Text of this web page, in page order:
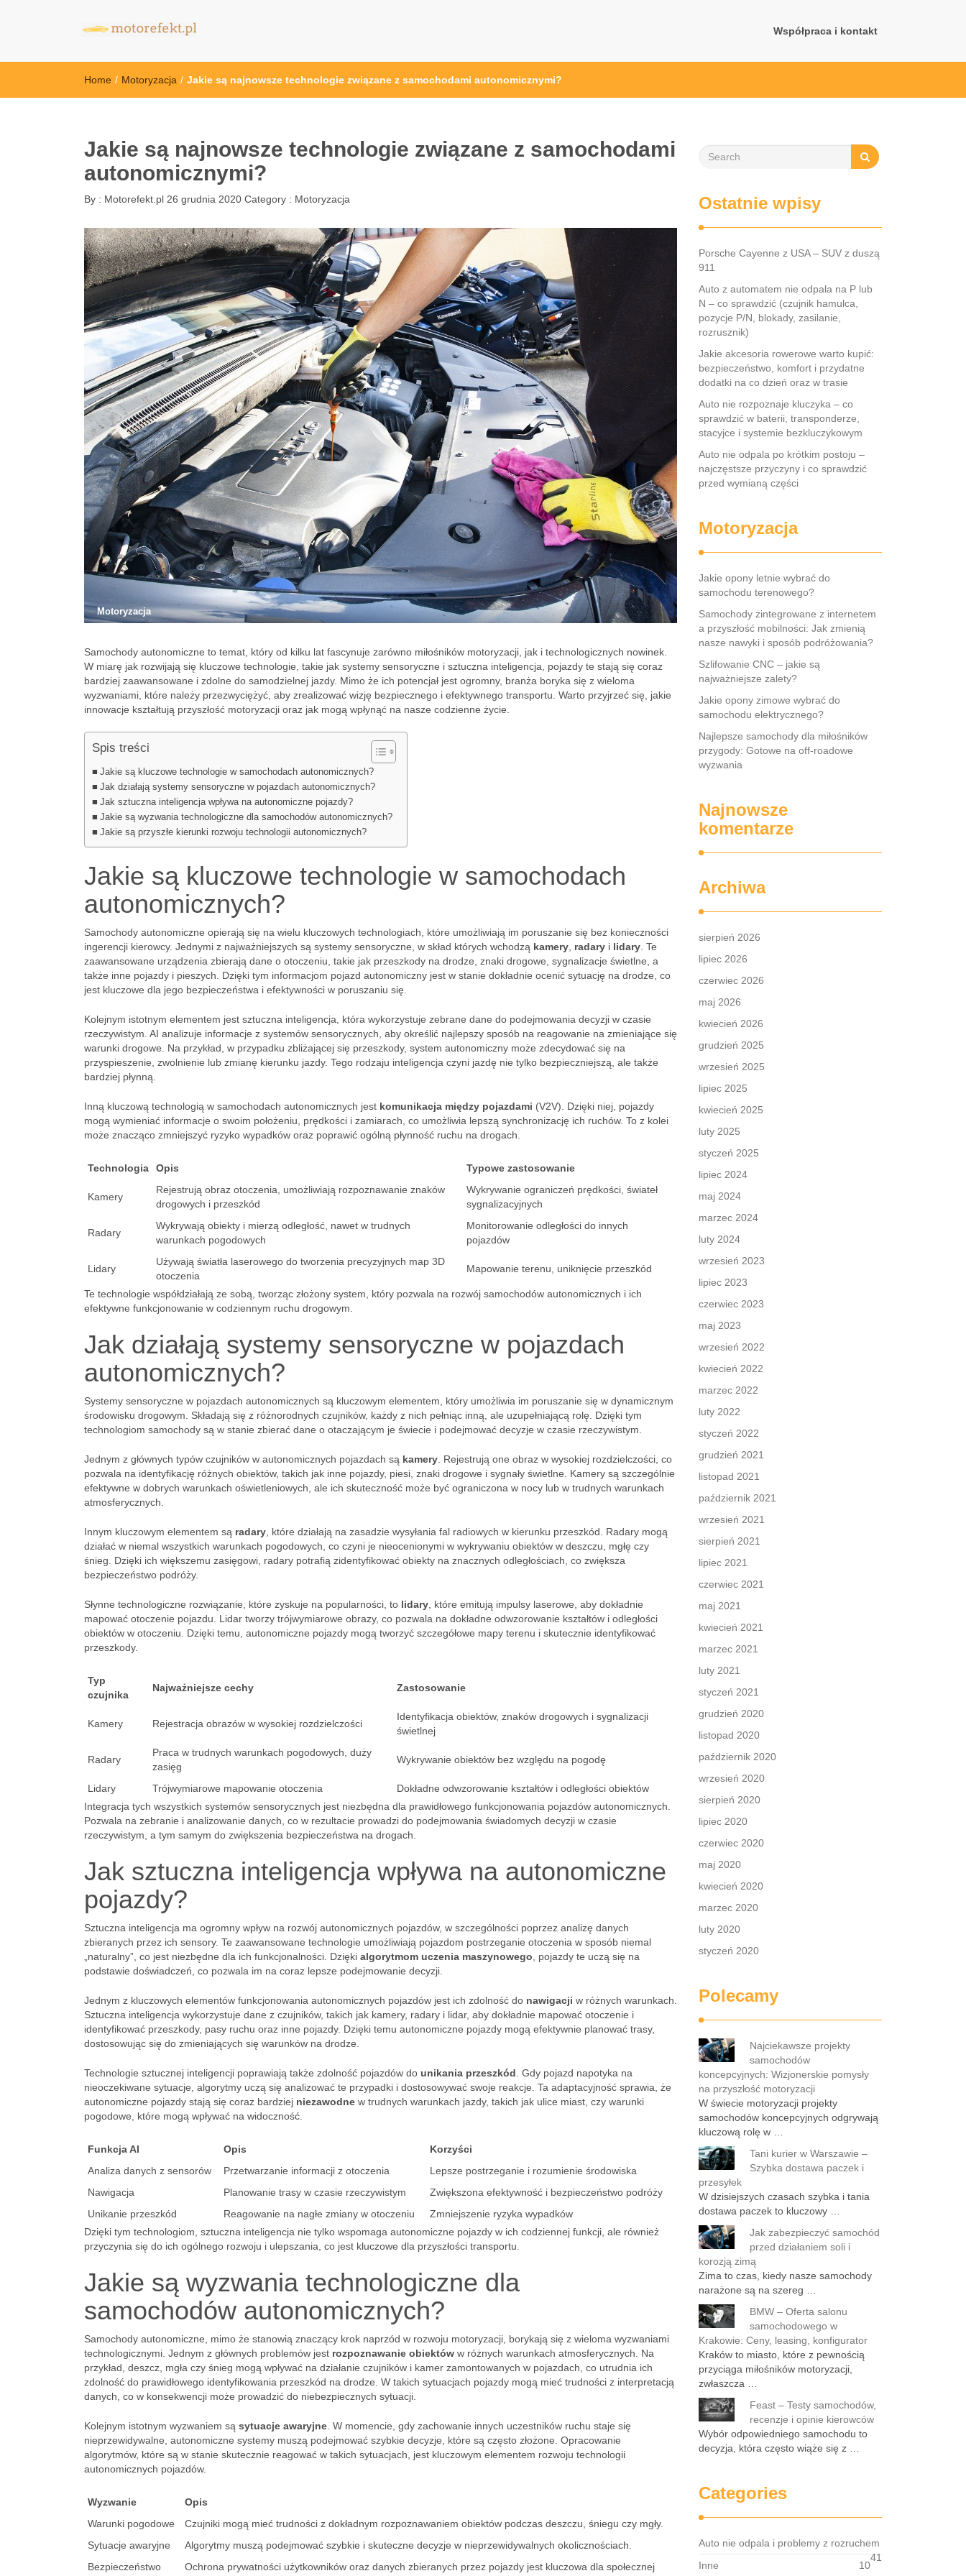
Współpraca i kontakt
Home / Motoryzacja / Jakie są najnowsze technologie związane z samochodami autonomicznymi?
Jakie są najnowsze technologie związane z samochodami
autonomicznymi?
By : Motorefekt.pl 26 grudnia 2020 Category : Motoryzacja
Motoryzacja
Samochody autonomiczne to temat, który od kilku lat fascynuje zarówno miłośników motoryzacji, jak i technologicznych nowinek.
W miarę jak rozwijają się kluczowe technologie, takie jak systemy sensoryczne i sztuczna inteligencja, pojazdy te stają się coraz
bardziej zaawansowane i zdolne do samodzielnej jazdy. Mimo że ich potencjał jest ogromny, branża boryka się z wieloma
wyzwaniami, które należy przezwyciężyć, aby zrealizować wizję bezpiecznego i efektywnego transportu. Warto przyjrzeć się, jakie
innowacje kształtują przyszłość motoryzacji oraz jak mogą wpłynąć na nasze codzienne życie.
Spis treści
Jakie są kluczowe technologie w samochodach autonomicznych?
Jak działają systemy sensoryczne w pojazdach autonomicznych?
Jak sztuczna inteligencja wpływa na autonomiczne pojazdy?
Jakie są wyzwania technologiczne dla samochodów autonomicznych?
Jakie są przyszłe kierunki rozwoju technologii autonomicznych?
Jakie są kluczowe technologie w samochodach
autonomicznych?
Samochody autonomiczne opierają się na wielu kluczowych technologiach, które umożliwiają im poruszanie się bez konieczności
ingerencji kierowcy. Jednymi z najważniejszych są systemy sensoryczne, w skład których wchodzą kamery radary i lidary . Te
zaawansowane urządzenia zbierają dane o otoczeniu, takie jak przeszkody na drodze, znaki drogowe, sygnalizacje świetlne, a
także inne pojazdy i pieszych. Dzięki tym informacjom pojazd autonomiczny jest w stanie dokładnie ocenić sytuację na drodze, co
jest kluczowe dla jego bezpieczeństwa i efektywności w poruszaniu się.
Kolejnym istotnym elementem jest sztuczna inteligencja, która wykorzystuje zebrane dane do podejmowania decyzji w czasie
rzeczywistym. AI analizuje informacje z systemów sensorycznych, aby określić najlepszy sposób na reagowanie na zmieniające się
warunki drogowe. Na przykład, w przypadku zbliżającej się przeszkody, system autonomiczny może zdecydować się na
przyspieszenie, zwolnienie lub zmianę kierunku jazdy. Tego rodzaju inteligencja czyni jazdę nie tylko bezpieczniejszą, ale także
bardziej płynną.
Inną kluczową technologią w samochodach autonomicznych jest komunikacja między pojazdami (V2V). Dzięki niej, pojazdy
mogą wymieniać informacje o swoim położeniu, prędkości i zamiarach, co umożliwia lepszą synchronizację ich ruchów. To z kolei
może znacząco zmniejszyć ryzyko wypadków oraz poprawić ogólną płynność ruchu na drogach.
Technologia Opis Typowe zastosowanie
Kamery
Rejestrują obraz otoczenia, umożliwiają rozpoznawanie znaków
drogowych i przeszkód
Wykrywanie ograniczeń prędkości, świateł
sygnalizacyjnych
Radary
Wykrywają obiekty i mierzą odległość, nawet w trudnych
warunkach pogodowych
Monitorowanie odległości do innych
pojazdów
Lidary
Używają światła laserowego do tworzenia precyzyjnych map 3D
otoczenia
Mapowanie terenu, uniknięcie przeszkód
Te technologie współdziałają ze sobą, tworząc złożony system, który pozwala na rozwój samochodów autonomicznych i ich
efektywne funkcjonowanie w codziennym ruchu drogowym.
Jak działają systemy sensoryczne w pojazdach
autonomicznych?
Systemy sensoryczne w pojazdach autonomicznych są kluczowym elementem, który umożliwia im poruszanie się w dynamicznym
środowisku drogowym. Składają się z różnorodnych czujników, każdy z nich pełniąc inną, ale uzupełniającą rolę. Dzięki tym
technologiom samochody są w stanie zbierać dane o otaczającym je świecie i podejmować decyzje w czasie rzeczywistym.
Jednym z głównych typów czujników w autonomicznych pojazdach są kamery . Rejestrują one obraz w wysokiej rozdzielczości, co
pozwala na identyfikację różnych obiektów, takich jak inne pojazdy, piesi, znaki drogowe i sygnały świetlne. Kamery są szczególnie
efektywne w dobrych warunkach oświetleniowych, ale ich skuteczność może być ograniczona w nocy lub w trudnych warunkach
atmosferycznych.
Innym kluczowym elementem są radary , które działają na zasadzie wysyłania fal radiowych w kierunku przeszkód. Radary mogą
działać w niemal wszystkich warunkach pogodowych, co czyni je nieocenionymi w wykrywaniu obiektów w deszczu, mgłę czy
śnieg. Dzięki ich większemu zasięgowi, radary potrafią zidentyfikować obiekty na znacznych odległościach, co zwiększa
bezpieczeństwo podróży.
Słynne technologiczne rozwiązanie, które zyskuje na popularności, to lidary , które emitują impulsy laserowe, aby dokładnie
mapować otoczenie pojazdu. Lidar tworzy trójwymiarowe obrazy, co pozwala na dokładne odwzorowanie kształtów i odległości
obiektów w otoczeniu. Dzięki temu, autonomiczne pojazdy mogą tworzyć szczegółowe mapy terenu i skutecznie identyfikować
przeszkody.
Typ
czujnika
Najważniejsze cechy Zastosowanie
Kamery Rejestracja obrazów w wysokiej rozdzielczości
Identyfikacja obiektów, znaków drogowych i sygnalizacji
świetlnej
Radary
Praca w trudnych warunkach pogodowych, duży
zasięg
Wykrywanie obiektów bez względu na pogodę
Lidary Trójwymiarowe mapowanie otoczenia
Dokładne odwzorowanie kształtów i odległości obiektów
Integracja tych wszystkich systemów sensorycznych jest niezbędna dla prawidłowego funkcjonowania pojazdów autonomicznych.
Pozwala na zebranie i analizowanie danych, co w rezultacie prowadzi do podejmowania świadomych decyzji w czasie
rzeczywistym, a tym samym do zwiększenia bezpieczeństwa na drogach.
Jak sztuczna inteligencja wpływa na autonomiczne
pojazdy?
Sztuczna inteligencja ma ogromny wpływ na rozwój autonomicznych pojazdów, w szczególności poprzez analizę danych
zbieranych przez ich sensory. Te zaawansowane technologie umożliwiają pojazdom postrzeganie otoczenia w sposób niemal
„naturalny”, co jest niezbędne dla ich funkcjonalności. Dzięki algorytmom uczenia maszynowego , pojazdy te uczą się na
podstawie doświadczeń, co pozwala im na coraz lepsze podejmowanie decyzji.
Jednym z kluczowych elementów funkcjonowania autonomicznych pojazdów jest ich zdolność do nawigacji w różnych warunkach.
Sztuczna inteligencja wykorzystuje dane z czujników, takich jak kamery, radary i lidar, aby dokładnie mapować otoczenie i
identyfikować przeszkody, pasy ruchu oraz inne pojazdy. Dzięki temu autonomiczne pojazdy mogą efektywnie planować trasy,
dostosowując się do zmieniających się warunków na drodze.
Technologie sztucznej inteligencji poprawiają także zdolność pojazdów do unikania przeszkód . Gdy pojazd napotyka na
nieoczekiwane sytuacje, algorytmy uczą się analizować te przypadki i dostosowywać swoje reakcje. Ta adaptacyjność sprawia, że
autonomiczne pojazdy stają się coraz bardziej niezawodne w trudnych warunkach jazdy, takich jak ulice miast, czy warunki
pogodowe, które mogą wpływać na widoczność.
Funkcja AI Opis
Korzyści
Analiza danych z sensorów
Przetwarzanie informacji z otoczenia
Lepsze postrzeganie i rozumienie środowiska
Nawigacja
Planowanie trasy w czasie rzeczywistym
Zwiększona efektywność i bezpieczeństwo podróży
Unikanie przeszkód
Reagowanie na nagłe zmiany w otoczeniu
Zmniejszenie ryzyka wypadków
Dzięki tym technologiom, sztuczna inteligencja nie tylko wspomaga autonomiczne pojazdy w ich codziennej funkcji, ale również
przyczynia się do ich ogólnego rozwoju i ulepszania, co jest kluczowe dla przyszłości transportu.
Jakie są wyzwania technologiczne dla
samochodów autonomicznych?
Samochody autonomiczne, mimo że stanowią znaczący krok naprzód w rozwoju motoryzacji, borykają się z wieloma wyzwaniami
technologicznymi. Jednym z głównych problemów jest rozpoznawanie obiektów w różnych warunkach atmosferycznych. Na
przykład, deszcz, mgła czy śnieg mogą wpływać na działanie czujników i kamer zamontowanych w pojazdach, co utrudnia ich
zdolność do prawidłowego identyfikowania przeszkód na drodze. W takich sytuacjach pojazdy mogą mieć trudności z interpretacją
danych, co w konsekwencji może prowadzić do niebezpiecznych sytuacji.
Kolejnym istotnym wyzwaniem są sytuacje awaryjne . W momencie, gdy zachowanie innych uczestników ruchu staje się
nieprzewidywalne, autonomiczne systemy muszą podejmować szybkie decyzje, które są często złożone. Opracowanie
algorytmów, które są w stanie skutecznie reagować w takich sytuacjach, jest kluczowym elementem rozwoju technologii
autonomicznych pojazdów.
Wyzwanie
Opis
Warunki pogodowe
Czujniki mogą mieć trudności z dokładnym rozpoznawaniem obiektów podczas deszczu, śniegu czy mgły.
Sytuacje awaryjne
Algorytmy muszą podejmować szybkie i skuteczne decyzje w nieprzewidywalnych okolicznościach.
Bezpieczeństwo
Ochrona prywatności użytkowników oraz danych zbieranych przez pojazdy jest kluczowa dla społecznej
Ostatnie wpisy
Porsche Cayenne z USA – SUV z duszą
911
Auto z automatem nie odpala na P lub
N – co sprawdzić (czujnik hamulca,
pozycje P/N, blokady, zasilanie,
rozrusznik)
Jakie akcesoria rowerowe warto kupić:
bezpieczeństwo, komfort i przydatne
dodatki na co dzień oraz w trasie
Auto nie rozpoznaje kluczyka – co
sprawdzić w baterii, transponderze,
stacyjce i systemie bezkluczykowym
Auto nie odpala po krótkim postoju –
najczęstsze przyczyny i co sprawdzić
przed wymianą części
Motoryzacja
Jakie opony letnie wybrać do
samochodu terenowego?
Samochody zintegrowane z internetem
a przyszłość mobilności: Jak zmienią
nasze nawyki i sposób podróżowania?
Szlifowanie CNC – jakie są
najważniejsze zalety?
Jakie opony zimowe wybrać do
samochodu elektrycznego?
Najlepsze samochody dla miłośników
przygody: Gotowe na off-roadowe
wyzwania
Najnowsze
komentarze
Archiwa
sierpień 2026
lipiec 2026
czerwiec 2026
maj 2026
kwiecień 2026
grudzień 2025
wrzesień 2025
lipiec 2025
kwiecień 2025
luty 2025
styczeń 2025
lipiec 2024
maj 2024
marzec 2024
luty 2024
wrzesień 2023
lipiec 2023
czerwiec 2023
maj 2023
wrzesień 2022
kwiecień 2022
marzec 2022
luty 2022
styczeń 2022
grudzień 2021
listopad 2021
październik 2021
wrzesień 2021
sierpień 2021
lipiec 2021
czerwiec 2021
maj 2021
kwiecień 2021
marzec 2021
luty 2021
styczeń 2021
grudzień 2020
listopad 2020
październik 2020
wrzesień 2020
sierpień 2020
lipiec 2020
czerwiec 2020
maj 2020
kwiecień 2020
marzec 2020
luty 2020
styczeń 2020
Polecamy
Najciekawsze projekty
samochodów
koncepcyjnych: Wizjonerskie pomysły
na przyszłość motoryzacji
W świecie motoryzacji projekty
samochodów koncepcyjnych odgrywają
kluczową rolę w …
Tani kurier w Warszawie –
Szybka dostawa paczek i
przesyłek
W dzisiejszych czasach szybka i tania
dostawa paczek to kluczowy …
Jak zabezpieczyć samochód
przed działaniem soli i
korozją zimą
Zima to czas, kiedy nasze samochody
narażone są na szereg …
BMW – Oferta salonu
samochodowego w
Krakowie: Ceny, leasing, konfigurator
Kraków to miasto, które z pewnością
przyciąga miłośników motoryzacji,
zwłaszcza …
Feast – Testy samochodów,
recenzje i opinie kierowców
Wybór odpowiedniego samochodu to
decyzja, która często wiąże się z …
Categories
Auto nie odpala i problemy z rozruchem
41
Inne 10